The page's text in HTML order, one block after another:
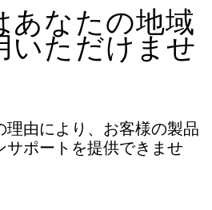
あなたの地域
いただけませ
理由により、お客様の製品
サポートを提供できませ